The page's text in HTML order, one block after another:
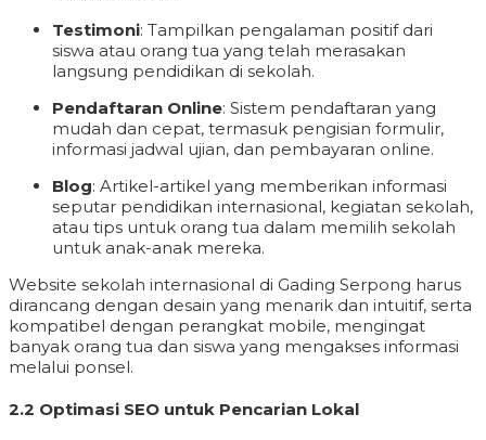
Testimoni: Tampilkan pengalaman positif dari
siswa atau orang tua yang telah merasakan
langsung pendidikan di sekolah.
Pendaftaran Online: Sistem pendaftaran yang
mudah dan cepat, termasuk pengisian formulir,
informasi jadwal ujian, dan pembayaran online.
Blog: Artikel-artikel yang memberikan informasi
seputar pendidikan internasional, kegiatan sekolah,
atau tips untuk orang tua dalam memilih sekolah
untuk anak-anak mereka.
Website sekolah internasional di Gading Serpong harus
dirancang dengan desain yang menarik dan intuitif, serta
kompatibel dengan perangkat mobile, mengingat
banyak orang tua dan siswa yang mengakses informasi
melalui ponsel.
2.2 Optimasi SEO untuk Pencarian Lokal